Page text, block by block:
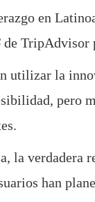
en
de TripAdvisor
utilizar la
pero
la verdadera
han